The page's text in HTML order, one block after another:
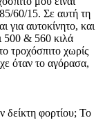
60/15. Σε αυτή τη
για αυτοκίνητο, και
500 & 560 κιλά
τροχόσπιτο χωρίς
όταν το αγόρασα,
δείκτη φορτίου; Το